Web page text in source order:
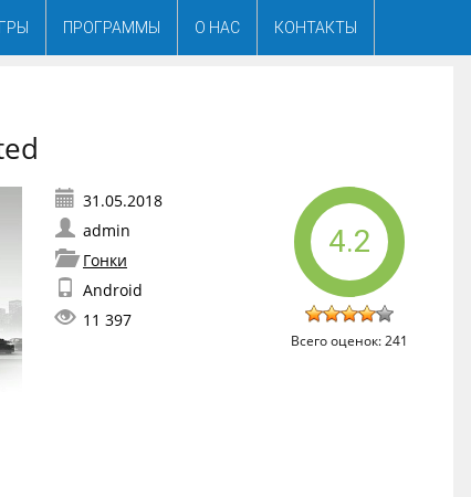
ПРОГРАММЫ О НАС КОНТАКТЫ
admin
Гонки
Android
11 397
4.2
Всего оценок:241